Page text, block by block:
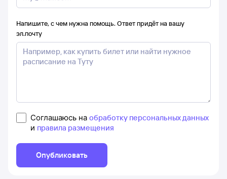
Напишите, с чем нужна помощь. Ответ придёт на вашу
эл.почту
Соглашаюсь на обработку персональных данных
и правила размещения
Опубликовать